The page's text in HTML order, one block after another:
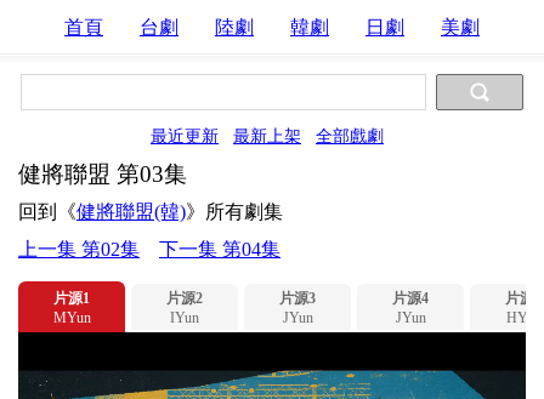
首頁 台劇 陸劇 韓劇 日劇 美劇
最近更新 最新上架 全部戲劇
健將聯盟 第03集
回到《健將聯盟(韓)》所有劇集
上一集 第02集
下一集 第04集
片源1
MYun
片源2
IYun
片源3
JYun
片源4
JYun
片源5
HYun